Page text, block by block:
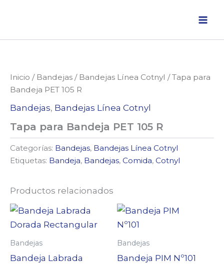
Inicio / Bandejas / Bandejas Línea Cotnyl / Tapa para
Bandeja PET 105 R
Bandejas, Bandejas Línea Cotnyl
Tapa para Bandeja PET 105 R
Categorías: Bandejas, Bandejas Línea Cotnyl
Etiquetas: Bandeja, Bandejas, Comida, Cotnyl
Productos relacionados
Bandejas
Bandeja Labrada
Bandejas
Bandeja PIM Nº101